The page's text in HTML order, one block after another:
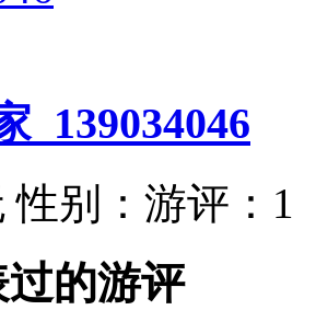
_139034046
性别： 游评： 1
的游评